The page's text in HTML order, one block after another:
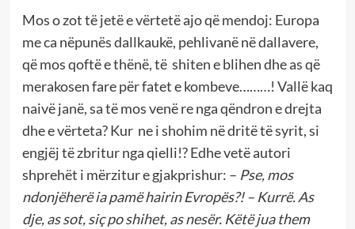
Mos o zot të jetë e vërtetë ajo që mendoj: Europa
me ca nëpunës dallkaukë, pehlivanë në dallavere,
që mos qoftë e thënë, të shiten e blihen dhe as që
merakosen fare për fatet e kombeve………! Vallë kaq
naivë janë, sa të mos venë re nga qëndron e drejta
dhe e vërteta? Kur ne i shohim në dritë të syrit, si
engjëj të zbritur nga qielli!? Edhe vetë autori
shprehët i mërzitur e gjakprishur: – Pse, mos
ndonjëherë ia pamë hairin Evropës?! – Kurrë. As
dje, as sot, siç po shihet, as nesër. Këtë jua them